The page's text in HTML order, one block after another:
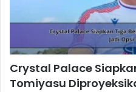
Crystal Palace
Tomiyasu